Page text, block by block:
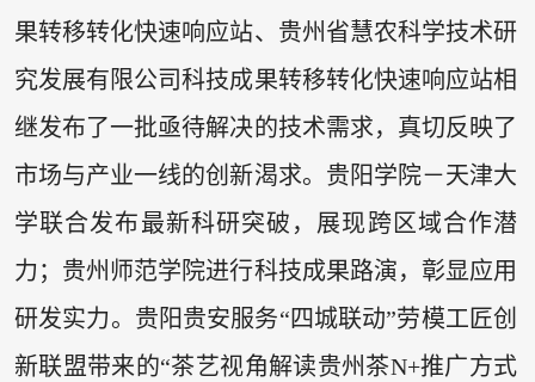
果转移转化快速响应站、贵州省慧农科学技术研
究发展有限公司科技成果转移转化快速响应站相
继发布了一批亟待解决的技术需求，真切反映了
市场与产业一线的创新渴求。贵阳学院－天津大
学联合发布最新科研突破，展现跨区域合作潜
力；贵州师范学院进行科技成果路演，彰显应用
研发实力。贵阳贵安服务“四城联动”劳模工匠创
新联盟带来的“茶艺视角解读贵州茶N+推广方式